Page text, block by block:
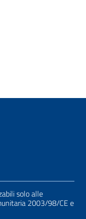
solo alle
2003/98/CE e